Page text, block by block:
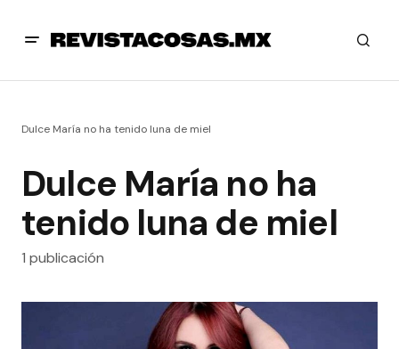
Dulce María no ha tenido luna de miel
Dulce María no ha
tenido luna de miel
1 publicación